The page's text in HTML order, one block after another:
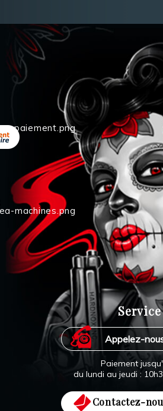
Appelez-
Paiement
du lundi au jeudi :
Contactez-